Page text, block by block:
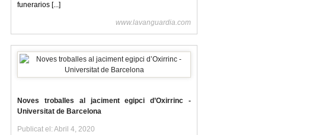
funerarios [...]
www.lavanguardia.com
Noves troballes al jaciment egipci d’Oxirrinc -
Universitat de Barcelona
Publicat el: Abril 4, 2020